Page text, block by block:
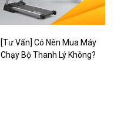
[Tư Vấn] Có Nên Mua Máy
Chạy Bộ Thanh Lý Không?